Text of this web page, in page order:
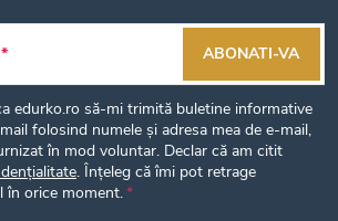
edurko.ro să-mi trimită buletine informative
folosind numele și adresa mea de e-mail,
în mod voluntar. Declar că am citit
. Înțeleg că îmi pot retrage
în orice moment.
ABONATI-VA